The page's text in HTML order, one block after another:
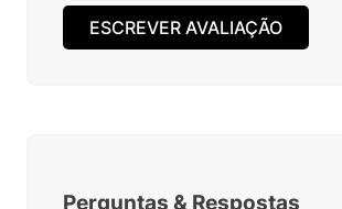
ESCREVER AVALIAÇÃO
Perguntas & Respostas